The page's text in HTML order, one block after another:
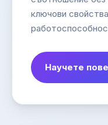
ключови
Научете